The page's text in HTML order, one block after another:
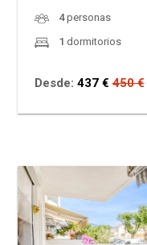
4personas
1 dormitorios
Desde: 437 € 450 €